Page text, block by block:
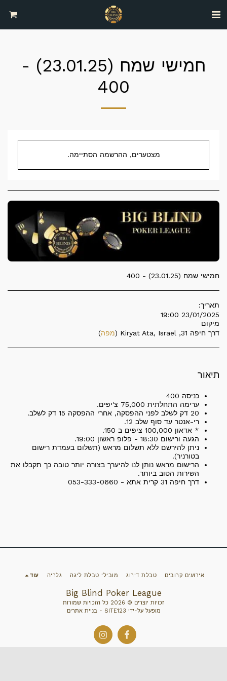
חמישי שמח (23.01.25) -
400
מצטערים, ההרשמה הסתיימה.
חמישי שמח (23.01.25) - 400
תאריך:
23/01/2025 19:00
מיקום
דרך חיפה 31, Kiryat Ata, Israel (
מפה)
תיאור
כניסה 400
ערימה התחלתית 75,000 צ'יפים.
20 דק לשלב לפני ההפסקה, אחרי ההפסקה 15 דק לשלב.
רי-אנטר עד סוף שלב 12.
* אדאון 100,000 ציפים ב 150.
הגעה ורישום 18:30 - פלופ ראשון 19:00.
ניתן להירשם ללא תשלום מראש (תשלום בעמדת רישום
בטורניר).
הרישום מראש נותן לנו להיערך בצורה יותר טובה כך תקבלו את
השירות הטוב ביותר.
דרך חיפה 31 קרית אתא - 053-333-0660
Big Blind Poker League
זכויות יוצרים © 2026 כל הזכויות שמורות
מופעל על-ידי SITE123
-בניית אתרים
אירועים קרובים טבלת דירוג מובילי טבלת ליגה גלריה עוד